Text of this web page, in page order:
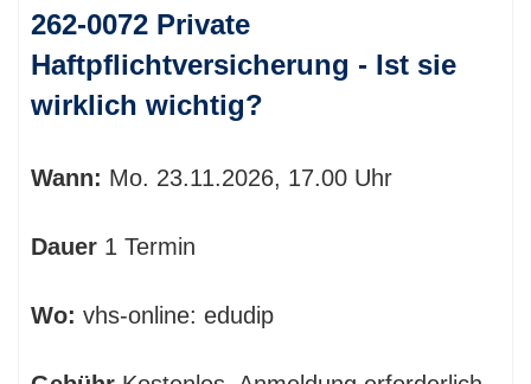
262-0072 Private
Haftpflichtversicherung - Ist sie
wirklich wichtig?
Wann: Mo. 23.11.2026, 17.00 Uhr
Dauer 1 Termin
Wo: vhs-online: edudip